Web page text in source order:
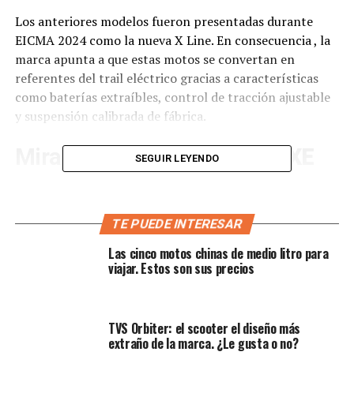
Los anteriores modelos fueron presentadas durante
EICMA 2024 como la nueva X Line. En consecuencia , la
marca apunta a que estas motos se convertan en
referentes del trail eléctrico gracias a características
como baterías extraíbles, control de tracción ajustable
y suspensión calibrada de fábrica.
Mira como esla moto Zero XE
Motor permanente de imanes:entrega 21 CV
(15.5 kW) y 635 Nm de torque.
(~104 km) a 50 km/h.
Velocidad máxima:limitada a 85 km/h (53 mph)
SEGUIR LEYENDO
TE PUEDE INTERESAR
Las cinco motos chinas de medio litro para
viajar. Estos son sus precios
TVS Orbiter: el scooter el diseño más
extraño de la marca. ¿Le gusta o no?